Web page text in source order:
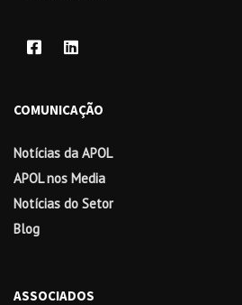
COMUNICAÇÃO
Notícias da APOL
APOL nos Media
Notícias do Setor
Blog
ASSOCIADOS